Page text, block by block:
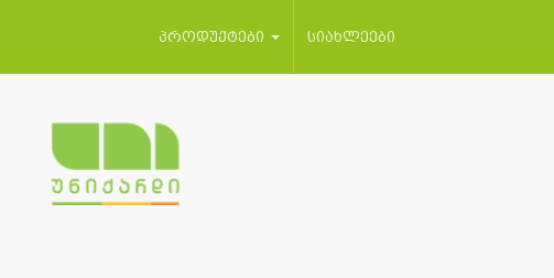
პროდუქტები სიახლეები